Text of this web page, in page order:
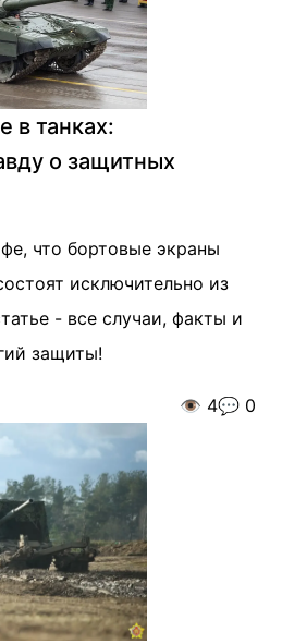
в танках:
о защитных
что бортовые экраны
исключительно из
- все случаи, факты и
защиты!
👁️ 4💬 0